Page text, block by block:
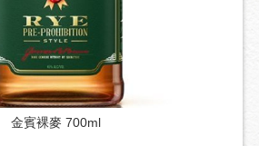
金賓裸麥 700ml